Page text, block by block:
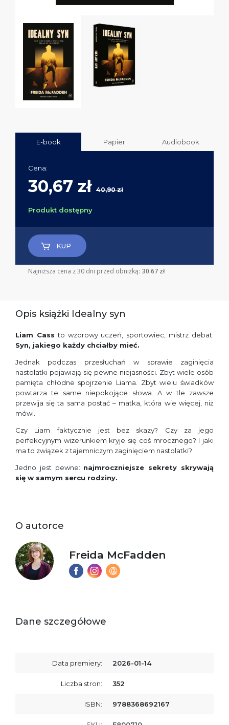
E-book Papier Audiobook
Cena:
30,67 zł 40,90 zł
Produkt dostępny
KUP
Najniższa cena z 30 dni przed obniżką: 30.67 zł
Opis książki Idealny syn
Liam Cass to wzorowy uczeń, sportowiec, mistrz debat.
Syn, jakiego każdy chciałby mieć.
Jednak podczas przesłuchań w sprawie zaginięcia
nastolatki pojawiają się pewne niejasności. Zbyt wiele osób
pamięta chłodne spojrzenie Liama. Zbyt wielu świadków
powtarza te same niepokojące słowa. A w tle zawsze
przewija się ta sama postać – matka, która wie więcej, niż
mówi.
Czy Liam faktycznie jest bez skazy? Czy za jego
perfekcyjnym wizerunkiem kryje się coś mrocznego? I jaki
ma to związek z tajemniczym zaginięciem nastolatki?
Jedno jest pewne: najmroczniejsze sekrety skrywają
się w samym sercu rodziny.
O autorce
Freida McFadden
Dane szczegółowe
Data premiery: 2026-01-14
Liczba stron: 352
ISBN: 9788368692167